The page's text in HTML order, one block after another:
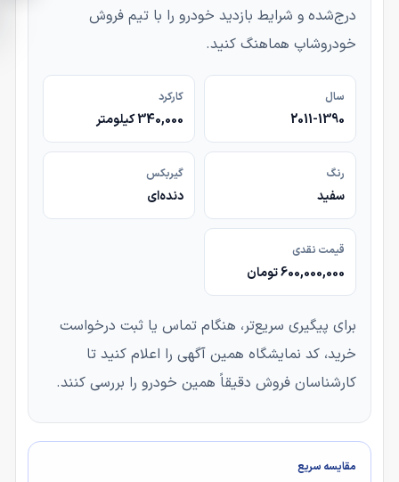
درج‌شده و شرایط بازدید خودرو را با تیم فروش
خودروشاپ هماهنگ کنید.
سال
2011-1390
کارکرد
340,000 کیلومتر
رنگ
سفید
گیربکس
دنده‌ای
قیمت نقدی
600,000,000 تومان
برای پیگیری سریع‌تر، هنگام تماس یا ثبت درخواست
خرید، کد نمایشگاه همین آگهی را اعلام کنید تا
کارشناسان فروش دقیقاً همین خودرو را بررسی کنند.
مقایسه سریع